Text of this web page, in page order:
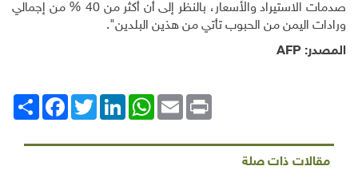
صدمات الاستيراد والأسعار، بالنظر إلى أن أكثر من 40
%من إجمالي
ورادات اليمن من الحبوب تأتي من هذين البلدين".
المصدر: AFP
انشر
FacebookTwitterLinkedIn
WhatsAppEmail Print
مقالات ذات صلة